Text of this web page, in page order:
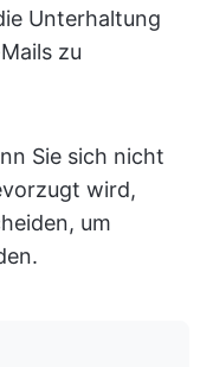
Unterhaltung
zu
Sie sich nicht
wird,
um